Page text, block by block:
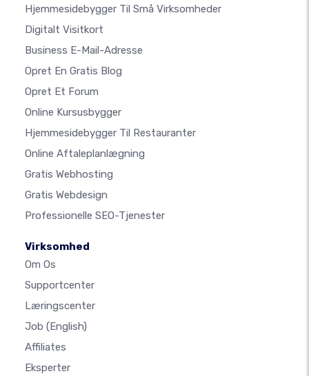
Hjemmesidebygger Til Små Virksomheder
Digitalt Visitkort
Business E-Mail-Adresse
Opret En Gratis Blog
Opret Et Forum
Online Kursusbygger
Hjemmesidebygger Til Restauranter
Online Aftaleplanlægning
Gratis Webhosting
Gratis Webdesign
Professionelle SEO-Tjenester
Virksomhed
Om Os
Supportcenter
Læringscenter
Job (English)
Affiliates
Eksperter